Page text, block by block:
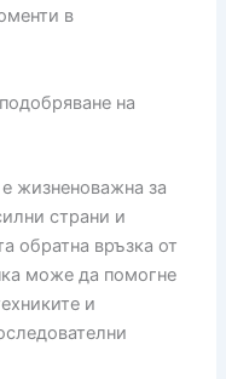
в
на
жизненоважна за
страни и
обратна връзка от
може да помогне
и